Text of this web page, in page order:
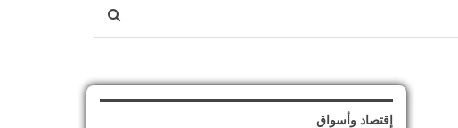
إقتصاد وأسواق